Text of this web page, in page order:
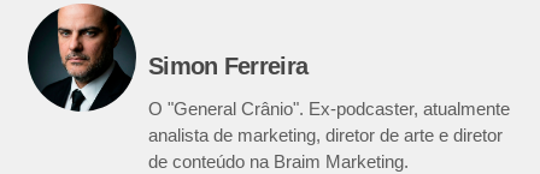
Simon Ferreira
O "General Crânio". Ex-podcaster, atualmente
analista de marketing, diretor de arte e diretor
de conteúdo na Braim Marketing.